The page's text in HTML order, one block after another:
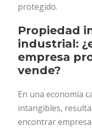
protegido.
Propiedad
industrial:
empresa
vende?
En una economía
intangibles,
encontrar